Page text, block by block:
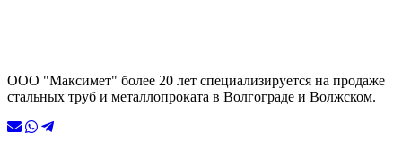
ООО "Максимет" более 20 лет специализируется на продаже
стальных труб и металлопроката в Волгограде и Волжском.